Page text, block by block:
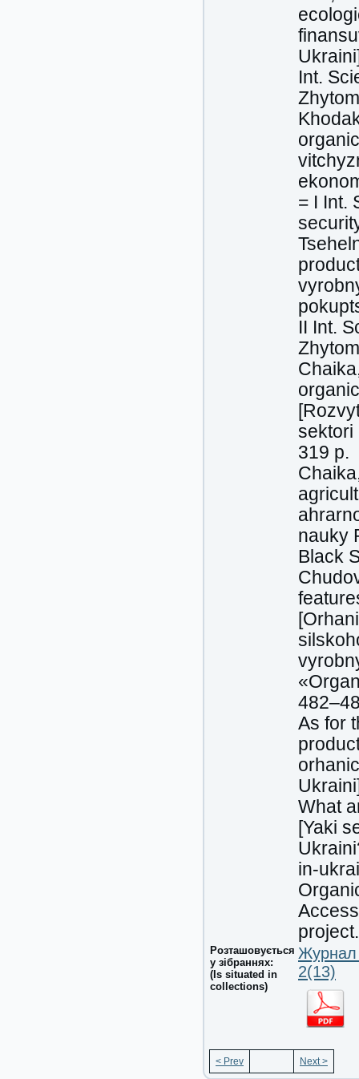
Int.
= І Int.
ІІ Int.
sektori
319 p.
nauky
Black
As for
What
[Yaki
in-
Розташовується
у зібраннях:
(Is situated in
collections)
Журнал
2(13)
< Prev Next >